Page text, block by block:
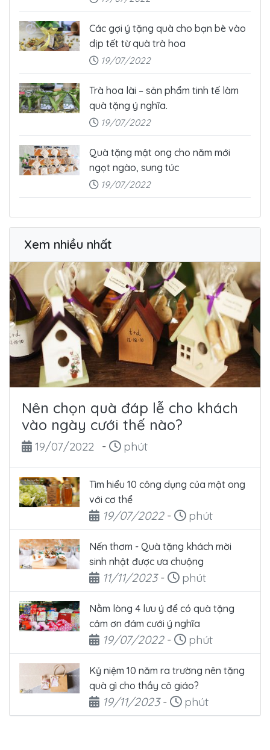
Các gợi ý tặng quà cho bạn bè vào
dịp tết từ quà trà hoa
19/07/2022
Trà hoa lài – sản phẩm tinh tế làm
quà tặng ý nghĩa.
19/07/2022
Quà tặng mật ong cho năm mới
ngọt ngào, sung túc
19/07/2022
Xem nhiều nhất
Nên chọn quà đáp lễ cho khách
vào ngày cưới thế nào?
Ngày đăng
19/07/2022 - Thời gian đọc
phút
Tìm hiểu 10 công dụng của mật ong
với cơ thể
Ngày đăng
19/07/2022- Thời gian đọc
phút
Nến thơm - Quà tặng khách mời
sinh nhật được ưa chuộng
Ngày đăng
11/11/2023- Thời gian đọc
phút
Nằm lòng 4 lưu ý để có quà tặng
cảm ơn đám cưới ý nghĩa
Ngày đăng
19/07/2022- Thời gian đọc
phút
Kỷ niệm 10 năm ra trường nên tặng
quà gì cho thầy cô giáo?
Ngày đăng
19/11/2023- Thời gian đọc
phút